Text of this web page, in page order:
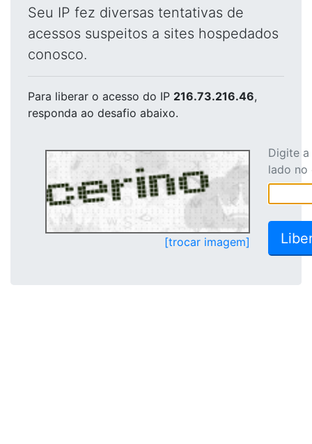
Seu IP fez diversas tentativas de
acessos suspeitos a sites hospedados
conosco.
Para liberar o acesso do IP 216.73.216.46,
responda ao desafio abaixo.
[trocar imagem]
Digite
lado no